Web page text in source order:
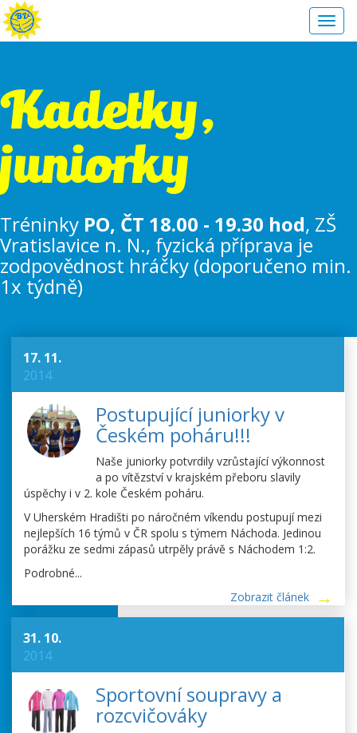
Kadetky,
juniorky
Tréninky PO, ČT 18.00 - 19.30 hod, ZŠ
Vratislavice n. N., fyzická příprava je
zodpovědnost hráčky (doporučeno min.
1x týdně)
17. 11.
2014
Postupující juniorky v
Českém poháru!!!
Naše juniorky potvrdily vzrůstající výkonnost
a po vítězství v krajském přeboru slavily
úspěchy i v 2. kole Českém poháru.
V Uherském Hradišti po náročném víkendu postupují mezi
nejlepších 16 týmů v ČR spolu s týmem Náchoda. Jedinou
porážku ze sedmi zápasů utrpěly právě s Náchodem 1:2.
Podrobné...
Zobrazit článek
31. 10.
2014
Sportovní soupravy a
rozcvičováky